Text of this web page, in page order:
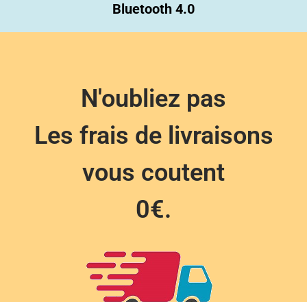
Bluetooth 4.0
N'oubliez pas
Les frais de livraisons
vous coutent
0€.